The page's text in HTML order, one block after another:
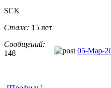
SCK
Стаж: 15 лет
Сообщений:
148
05-Мар-